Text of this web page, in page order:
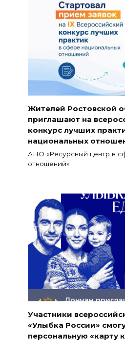
Жителей Ростовской
приглашают на
конкурс лучших
национальных
АНО «Ресурсный центр в
отношений»
Участники
«Улыбка России»
персональную «карту